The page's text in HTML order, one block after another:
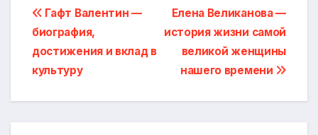
Навигация
по
записям
Елена Великанова —
история жизни самой
великой женщины
нашего времени
Гафт Валентин —
биография,
достижения и вклад в
культуру